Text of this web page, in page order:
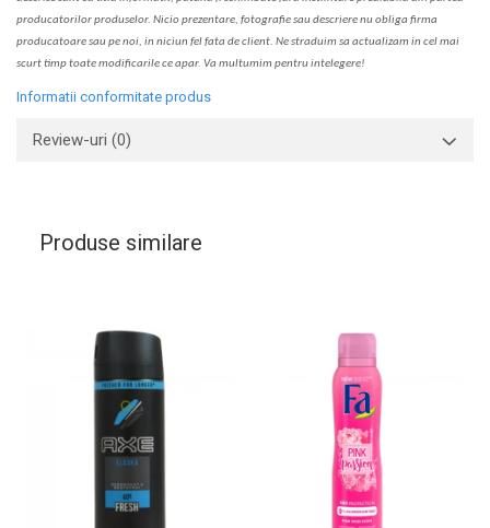
producatorilor produselor. Nicio prezentare, fotografie sau descriere nu obliga firma
producatoare sau pe noi, in niciun fel fata de client. Ne straduim sa actualizam in cel mai
scurt timp toate modificarile ce apar. Va multumim pentru intelegere!
Informatii conformitate produs
Review-uri (0)
Produse similare